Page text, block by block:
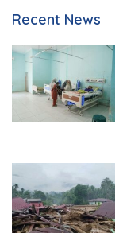
a
b
a
r
S
u
t
r
a
Recent News